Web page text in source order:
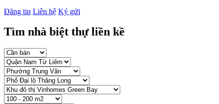
Đăng tin Liên hệ Ký gửi
Tìm nhà biệt thự liền kề